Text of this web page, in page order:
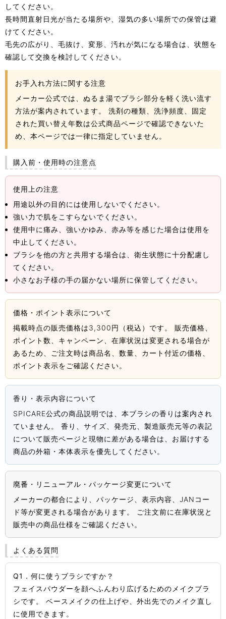
してください。
長時間直射日光が当たる場所や、湿気の多い場所での保管は避
けてください。
毛先の広がり、毛抜け、変形、汚れが気になる場合は、状態を
確認して交換を検討してください。
お手入れ方法に関する注意
メーカー公式では、ぬるま湯でブラシ部分を軽く洗い流す
方法が案内されています。 洗剤の種類、洗浄頻度、固定
された買い替え年数は公式商品ページで確認できないた
め、本ページでは一律に指定していません。
購入前・使用時の注意点
使用上の注意
用途以外の目的には使用しないでください。
強い力で肌をこすらないでください。
使用中に痛み、強いかゆみ、赤み等を感じた場合は使用を
中止してください。
ブラシを他の方と共用する場合は、衛生状態に十分配慮し
てください。
小さなお子様の手の届かない場所に保管してください。
価格・ポイント表示について
掲載時点の販売価格は3,300円（税込）です。 販売価格、
ポイント数、キャンペーン、在庫状況は変更される場合が
あるため、ご注文時は商品名、数量、カート付近の価格、
ポイント表示をご確認ください。
香り・表示内容について
SPICARE公式の商品説明では、本ブラシの香りは案内され
ていません。 香り、サイズ、発売元、製造販売元等の表記
について販売ページと現物に差がある場合は、お届けする
商品の外箱・本体表示を優先してください。
廃番・リニューアル・パッケージ変更について
メーカーの都合により、パッケージ、表示内容、JANコー
ド等が変更される場合があります。 ご注文前に在庫状況と
販売中の商品仕様をご確認ください。
よくある質問
Q1．何に使うブラシですか？
フェイスパウダーを顔へふんわり広げるためのメイクブラ
シです。 ベースメイクの仕上げや、外出先でのメイク直し
に使用できます。